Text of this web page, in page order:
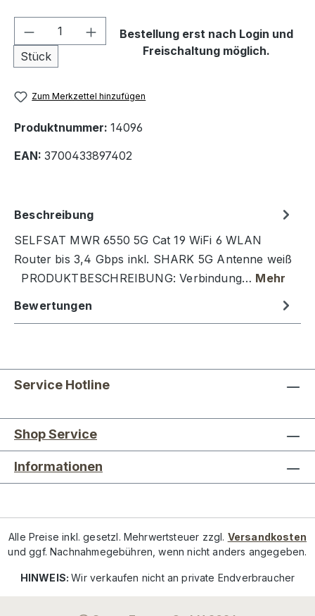
Produkt Anzahl: Gib den
Stück
Bestellung erst nach Login und
Freischaltung möglich.
Zum Merkzettel hinzufügen
Produktnummer: 14096
EAN: 3700433897402
Beschreibung
SELFSAT MWR 6550 5G Cat 19 WiFi 6 WLAN
Router bis 3,4 Gbps inkl. SHARK 5G Antenne weiß
PRODUKTBESCHREIBUNG: Verbindung… Mehr
Bewertungen
Service Hotline
Shop Service
Informationen
Alle Preise inkl. gesetzl. Mehrwertsteuer zzgl. Versandkosten
und ggf. Nachnahmegebühren, wenn nicht anders angegeben.
HINWEIS:Wir verkaufen nicht an private Endverbraucher